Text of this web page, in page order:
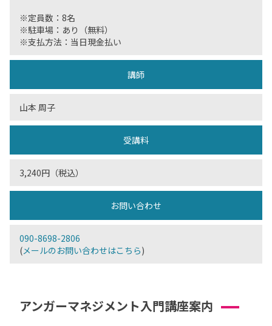
※定員数：8名
※駐車場：あり（無料）
※支払方法：当日現金払い
講師
山本 周子
受講料
3,240円（税込）
お問い合わせ
090-8698-2806
(メールのお問い合わせはこちら)
アンガーマネジメント入門講座案内